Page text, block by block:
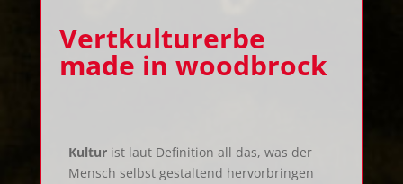
Vertkulturerbe
made in woodbrock
Kultur ist laut Definition all das, was der
Mensch selbst gestaltend hervorbringen